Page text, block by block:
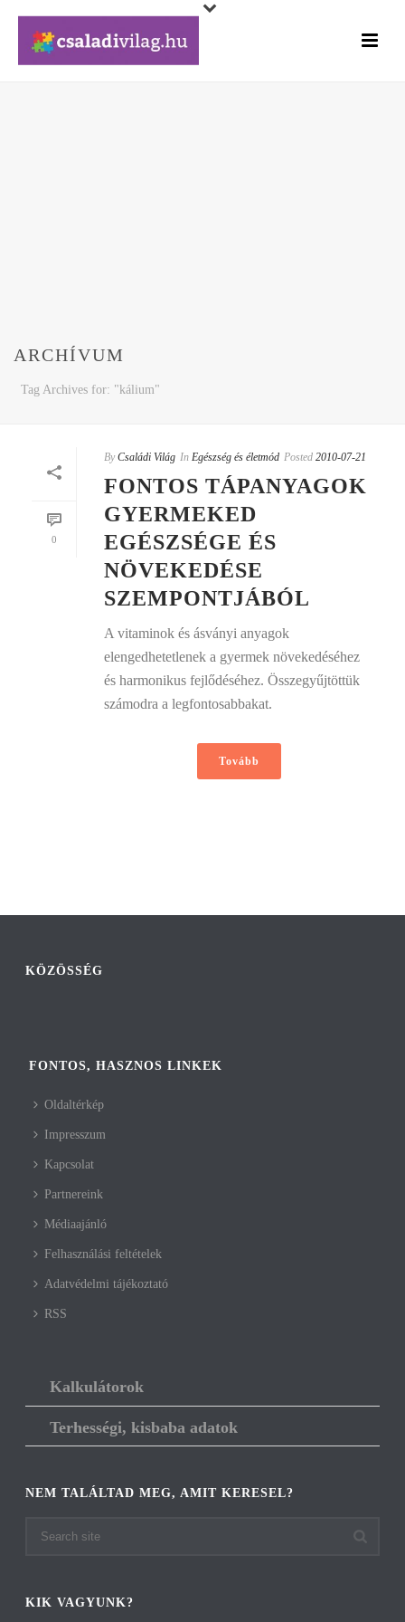
ARCHÍVUM
Tag Archives for: "kálium"
0
By Családi Világ In Egészség és életmód Posted 2010-07-21
FONTOS TÁPANYAGOK
GYERMEKED
EGÉSZSÉGE ÉS
NÖVEKEDÉSE
SZEMPONTJÁBÓL
A vitaminok és ásványi anyagok
elengedhetetlenek a gyermek növekedéséhez
és harmonikus fejlődéséhez. Összegyűjtöttük
számodra a legfontosabbakat.
Tovább
KÖZÖSSÉG
FONTOS, HASZNOS LINKEK
Oldaltérkép
Impresszum
Kapcsolat
Partnereink
Médiaajánló
Felhasználási feltételek
Adatvédelmi tájékoztató
RSS
Kalkulátorok
Terhességi, kisbaba adatok
NEM TALÁLTAD MEG, AMIT KERESEL?
KIK VAGYUNK?